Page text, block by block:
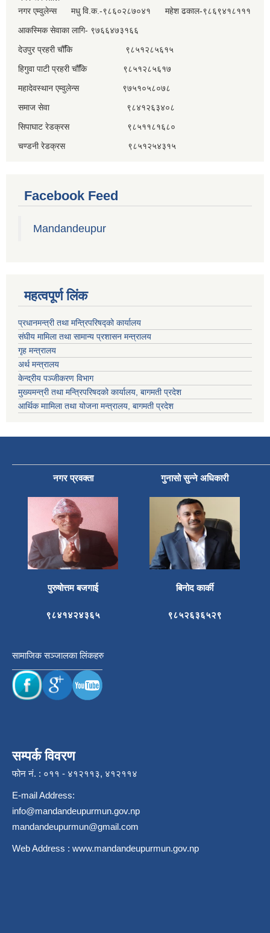
नगर एम्वुलेन्स मधु वि.क.-९८६०२८७०४१ महेश ढकाल-९८६९४१८१११
आकस्मिक सेवाका लागि- ९७६६४७३१६६
देउपुर प्रहरी चौँकि ९८५१२८५६१५
हिगुवा पाटी प्रहरी चौँकि ९८५१२८५६१७
महादेवस्थान एम्वुलेन्स ९७५१०५८०७८
समाज सेवा ९८४१२६३४०८
सिपाघाट रेडक्रस ९८५११८१६८०
चण्डनी रेडक्रस ९८५१२५४३१५
Facebook Feed
Mandandeupur
महत्वपूर्ण लिंक
प्रधानमन्त्री तथा मन्त्रिपरिषद्को कार्यालय
संघीय मामिला तथा सामान्य प्रशासन मन्त्रालय
गृह मन्त्रालय
अर्थ मन्त्रालय
केन्द्रीय पञ्जीकरण विभाग
मुख्यमन्त्री तथा मन्त्रिपरिषदको कार्यालय, बागमती प्रदेश
आर्थिक माामिला तथा योजना मन्त्रालय, बागमती प्रदेश
नगर प्रवक्ता गुनासो सुन्ने अधिकारी
पुरुषोत्तम बजगाई बिनोद कार्की
९८४१४२४३६५ ९८५२६३६५२९
सामाजिक सञ्जालका लिंकहरु
सम्पर्क विवरण
फोन नं. : ०११ - ४१२११३, ४१२११४
E-mail Address:
info@mandandeupurmun.gov.np
mandandeupurmun@gmail.com
Web Address : www.mandandeupurmun.gov.np